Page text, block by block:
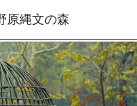
原縄文の森